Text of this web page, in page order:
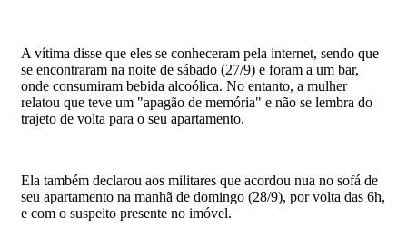
A vítima disse que eles se conheceram pela internet, sendo que
se encontraram na noite de sábado (27/9) e foram a um bar,
onde consumiram bebida alcoólica. No entanto, a mulher
relatou que teve um "apagão de memória" e não se lembra do
trajeto de volta para o seu apartamento.
Ela também declarou aos militares que acordou nua no sofá de
seu apartamento na manhã de domingo (28/9), por volta das 6h,
e com o suspeito presente no imóvel.